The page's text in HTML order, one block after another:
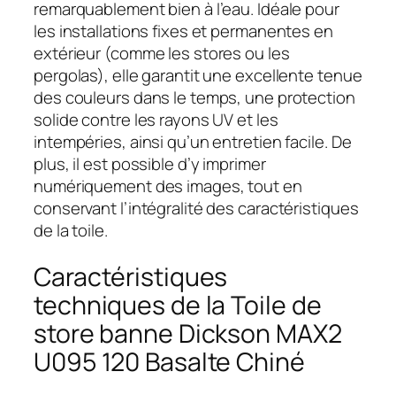
remarquablement bien à l’eau. Idéale pour
les installations fixes et permanentes en
extérieur (comme les stores ou les
pergolas), elle garantit une excellente tenue
des couleurs dans le temps, une protection
solide contre les rayons UV et les
intempéries, ainsi qu’un entretien facile. De
plus, il est possible d’y imprimer
numériquement des images, tout en
conservant l’intégralité des caractéristiques
de la toile.
Caractéristiques
techniques de la Toile de
store banne Dickson MAX2
U095 120 Basalte Chiné